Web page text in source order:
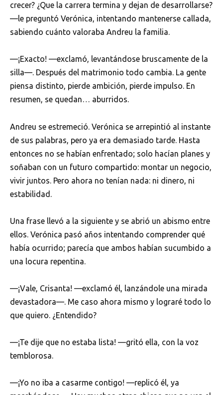
crecer? ¿Que la carrera termina y dejan de desarrollarse?
—le preguntó Verónica, intentando mantenerse callada,
sabiendo cuánto valoraba Andreu la familia.
—¡Exacto! —exclamó, levantándose bruscamente de la
silla—. Después del matrimonio todo cambia. La gente
piensa distinto, pierde ambición, pierde impulso. En
resumen, se quedan… aburridos.
Andreu se estremeció. Verónica se arrepintió al instante
de sus palabras, pero ya era demasiado tarde. Hasta
entonces no se habían enfrentado; solo hacían planes y
soñaban con un futuro compartido: montar un negocio,
vivir juntos. Pero ahora no tenían nada: ni dinero, ni
estabilidad.
Una frase llevó a la siguiente y se abrió un abismo entre
ellos. Verónica pasó años intentando comprender qué
había ocurrido; parecía que ambos habían sucumbido a
una locura repentina.
—¡Vale, Crisanta! —exclamó él, lanzándole una mirada
devastadora—. Me caso ahora mismo y lograré todo lo
que quiero. ¿Entendido?
—¡Te dije que no estaba lista! —gritó ella, con la voz
temblorosa.
—¡Yo no iba a casarme contigo! —replicó él, ya